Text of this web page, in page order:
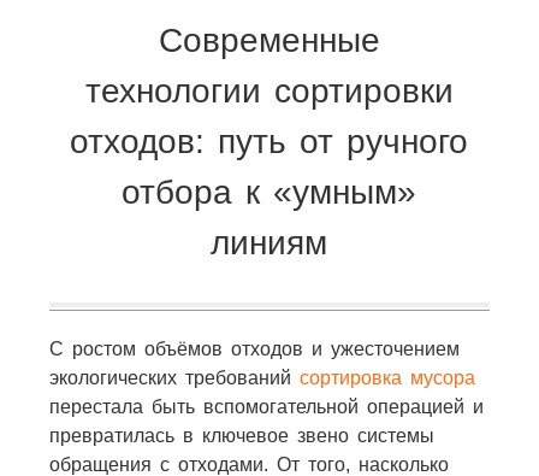
Современные
технологии сортировки
отходов: путь от ручного
отбора к «умным»
линиям
С ростом объёмов отходов и ужесточением
экологических требований сортировка мусора
перестала быть вспомогательной операцией и
превратилась в ключевое звено системы
обращения с отходами. От того, насколько